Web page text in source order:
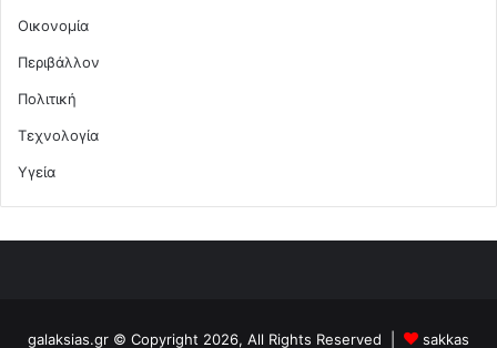
Οικονομία
Περιβάλλον
Πολιτική
Τεχνολογία
Υγεία
galaksias.gr © Copyright 2026, All Rights Reserved | sakkas